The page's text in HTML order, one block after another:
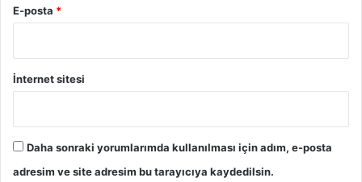
E-posta *
İnternet sitesi
Daha sonraki yorumlarımda kullanılması için adım, e-posta
adresim ve site adresim bu tarayıcıya kaydedilsin.